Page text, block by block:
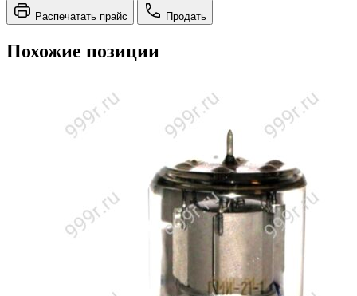
Распечатать прайс Продать
Похожие позиции